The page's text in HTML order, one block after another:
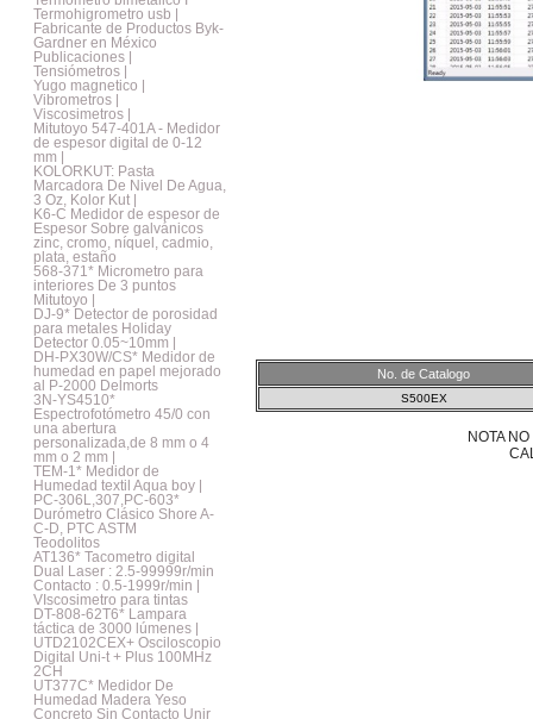
Termohigrometro usb |
Fabricante de Productos Byk-
Gardner en México
Publicaciones |
Tensiómetros |
Yugo magnetico |
Vibrometros |
Viscosimetros |
Mitutoyo 547-401A - Medidor
de espesor digital de 0-12
mm |
KOLORKUT: Pasta
Marcadora De Nivel De Agua,
3 Oz, Kolor Kut |
K6-C Medidor de espesor de
Espesor Sobre galvánicos
zinc, cromo, níquel, cadmio,
plata, estaño
568-371* Micrometro para
interiores De 3 puntos
Mitutoyo |
DJ-9* Detector de porosidad
para metales Holiday
Detector 0.05~10mm |
DH-PX30W/CS* Medidor de
humedad en papel mejorado
al P-2000 Delmorts
3N-YS4510*
Espectrofotómetro 45/0 con
una abertura
personalizada,de 8 mm o 4
mm o 2 mm |
TEM-1* Medidor de
Humedad textil Aqua boy |
PC-306L,307,PC-603*
Durómetro Clásico Shore A-
C-D, PTC ASTM
Teodolitos
AT136* Tacometro digital
Dual Laser : 2.5-99999r/min
Contacto : 0.5-1999r/min |
VIscosimetro para tintas
DT-808-62T6* Lampara
táctica de 3000 lúmenes |
UTD2102CEX+ Osciloscopio
Digital Uni-t + Plus 100MHz
2CH
UT377C* Medidor De
Humedad Madera Yeso
Concreto Sin Contacto Unir
No. de Catalogo
S500EX
NOTA